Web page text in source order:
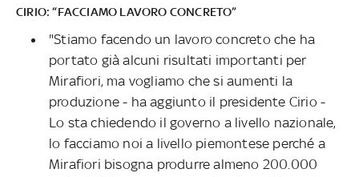
CIRIO: “FACCIAMO LAVORO CONCRETO”
"Stiamo facendo un lavoro concreto che ha
portato già alcuni risultati importanti per
Mirafiori, ma vogliamo che si aumenti la
produzione - ha aggiunto il presidente Cirio -
Lo sta chiedendo il governo a livello nazionale,
lo facciamo noi a livello piemontese perché a
Mirafiori bisogna produrre almeno 200.000